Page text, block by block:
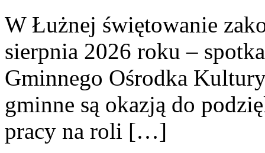
W Łużnej świętowanie
sierpnia 2026 roku –
Gminnego Ośrodka
gminne są okazją do
pracy na roli […]